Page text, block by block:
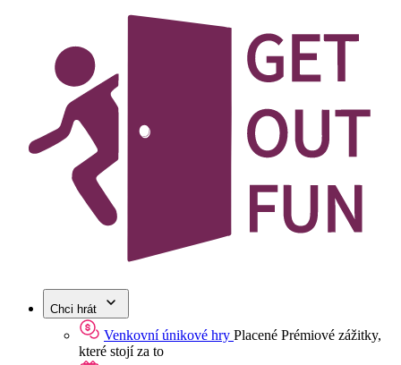
Chci hrát
Venkovní únikové hry Placené Prémiové zážitky,
které stojí za to